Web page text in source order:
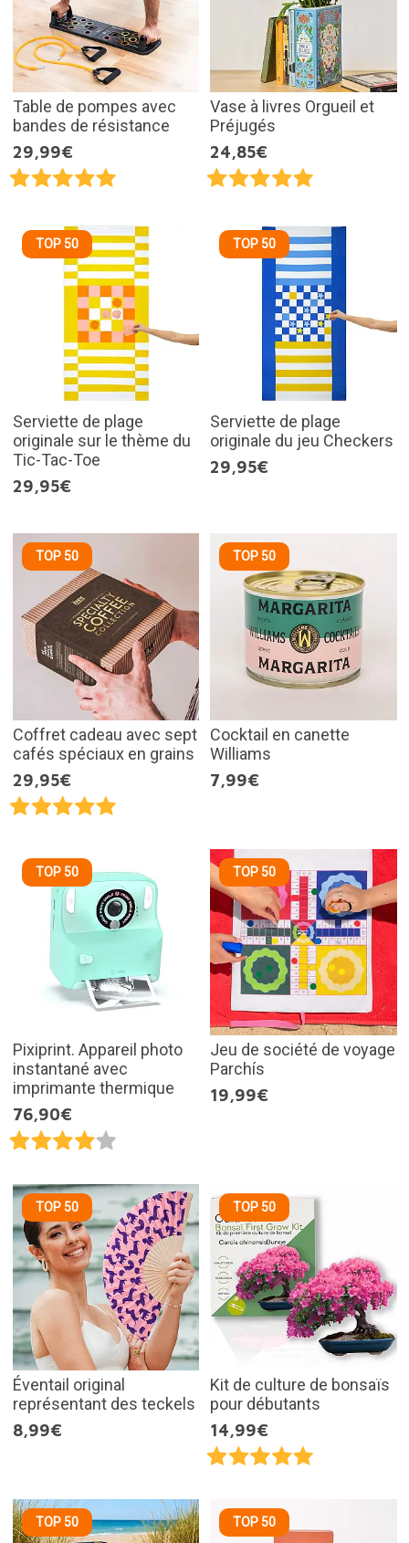
Table de pompes avec
bandes de résistance
29,99€
Vase à livres Orgueil et
Préjugés
24,85€
TOP 50
Serviette de plage
originale sur le thème du
Tic-Tac-Toe
29,95€
TOP 50
Serviette de plage
originale du jeu Checkers
29,95€
TOP 50
Coffret cadeau avec sept
cafés spéciaux en grains
29,95€
TOP 50
Cocktail en canette
Williams
7,99€
TOP 50
Pixiprint. Appareil photo
instantané avec
imprimante thermique
76,90€
TOP 50
Jeu de société de voyage
Parchís
19,99€
TOP 50
Éventail original
représentant des teckels
8,99€
TOP 50
Kit de culture de bonsaïs
pour débutants
14,99€
TOP 50 TOP 50